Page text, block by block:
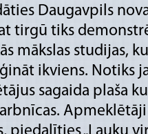
Daugavpils
tirgū tiks
mākslas studijas,
ikviens. Notiks
sagaida plaša